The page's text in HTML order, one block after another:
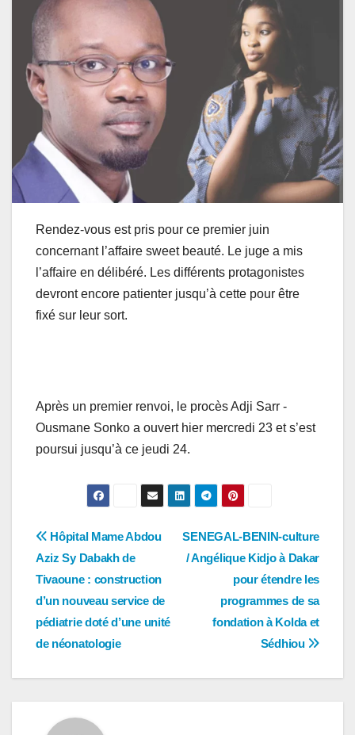
Rendez-vous est pris pour ce premier juin
concernant l’affaire sweet beauté. Le juge a mis
l’affaire en délibéré. Les différents protagonistes
devront encore patienter jusqu’à cette pour être
fixé sur leur sort.
Après un premier renvoi, le procès Adji Sarr -
Ousmane Sonko a ouvert hier mercredi 23 et s’est
poursui jusqu’à ce jeudi 24.
Navigation
de
l’article
SENEGAL-BENIN-culture
/ Angélique Kidjo à Dakar
pour étendre les
programmes de sa
fondation à Kolda et
Sédhiou
Hôpital Mame Abdou
Aziz Sy Dabakh de
Tivaoune : construction
d’un nouveau service de
pédiatrie doté d’une unité
de néonatologie